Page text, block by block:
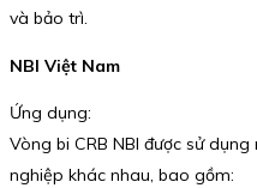
và bảo trì.
NBI Việt Nam
Ứng dụng:
Vòng bi CRB NBI được sử
nghiệp khác nhau, bao gồm: